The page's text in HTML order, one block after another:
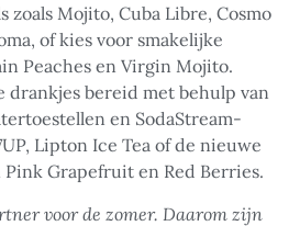
zoals Mojito, Cuba Libre, Cosmo
of kies voor smakelijke
Peaches en Virgin Mojito.
bereid met behulp van
en SodaStream-
Lipton Ice Tea of de nieuwe
Grapefruit en Red Berries.
voor de zomer. Daarom zijn